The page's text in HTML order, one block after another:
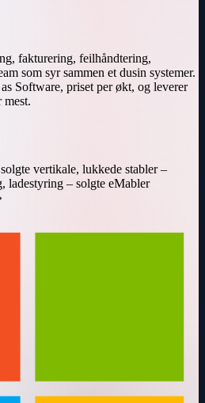
fakturering, feilhåndtering,
som syr sammen et dusin systemer.
Software, priset per økt, og leverer
mest.
vertikale, lukkede stabler –
ladestyring – solgte eMabler